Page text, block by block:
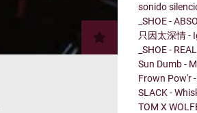
sonido
_SHOE -
只因太深情 -
_SHOE -
Sun Dumb -
Frown Pow'r
SLACK -
TOM X